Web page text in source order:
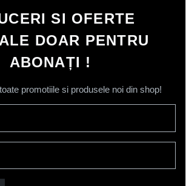
SI OFERTE
DOAR PENTRU
ABONAȚI !
promotiile si produsele noi din shop!